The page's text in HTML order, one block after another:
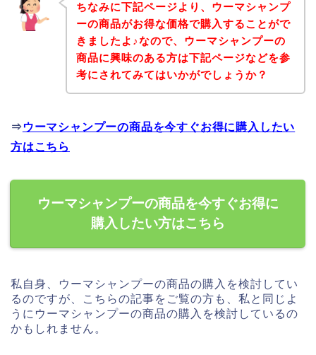
ちなみに下記ページより、ウーマシャンプ
ーの商品がお得な価格で購入することがで
きましたよ♪なので、ウーマシャンプーの
商品に興味のある方は下記ページなどを参
考にされてみてはいかがでしょうか？
⇒ ウーマシャンプーの商品を今すぐお得に購入したい
方はこちら
ウーマシャンプーの商品を今すぐお得に
購入したい方はこちら
私自身、ウーマシャンプーの商品の購入を検討してい
るのですが、こちらの記事をご覧の方も、私と同じよ
うにウーマシャンプーの商品の購入を検討しているの
かもしれません。